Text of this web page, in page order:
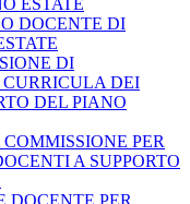
ESTATE
DOCENTE DI
DI
DEI
DEL PIANO
PER
A SUPPORTO